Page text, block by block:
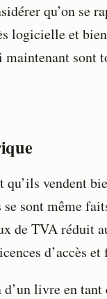
qu’on se
logicielle et
sont
qu’ils vendent
sont même
de TVA réduit
d’accès
livre en tant